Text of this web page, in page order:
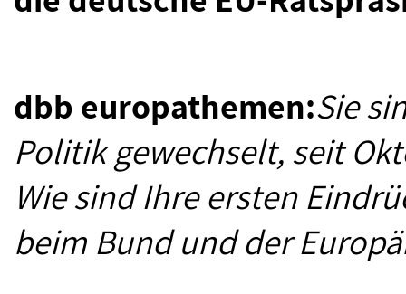
dbb europathemen:Sie
Politik gewechselt, seit
Wie sind Ihre ersten
beim Bund und der